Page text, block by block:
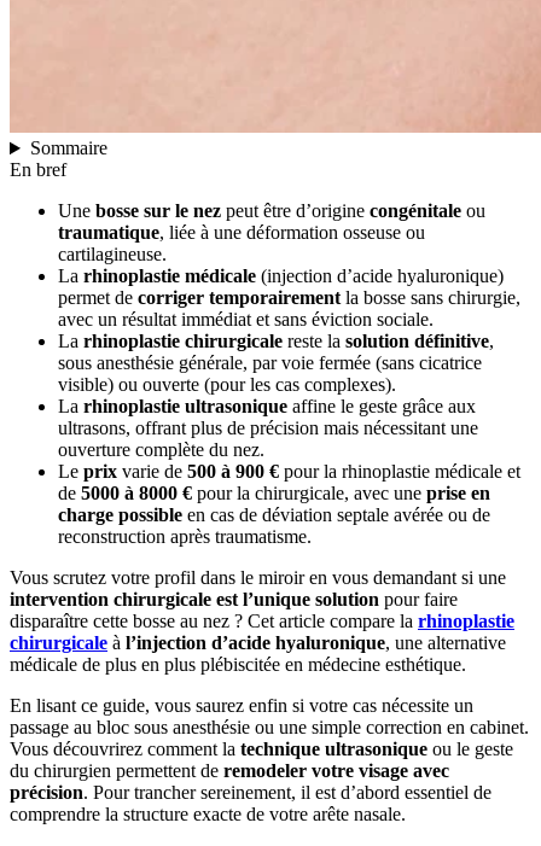
Sommaire
En bref
Une bosse sur le nez peut être d’origine congénitale ou
traumatique, liée à une déformation osseuse ou
cartilagineuse.
La rhinoplastie médicale (injection d’acide hyaluronique)
permet de corriger temporairement la bosse sans chirurgie,
avec un résultat immédiat et sans éviction sociale.
La rhinoplastie chirurgicale reste la solution définitive,
sous anesthésie générale, par voie fermée (sans cicatrice
visible) ou ouverte (pour les cas complexes).
La rhinoplastie ultrasonique affine le geste grâce aux
ultrasons, offrant plus de précision mais nécessitant une
ouverture complète du nez.
Le prix varie de 500 à 900 € pour la rhinoplastie médicale et
de 5000 à 8000 € pour la chirurgicale, avec une prise en
charge possible en cas de déviation septale avérée ou de
reconstruction après traumatisme.
Vous scrutez votre profil dans le miroir en vous demandant si une
intervention chirurgicale est l’unique solution pour faire
disparaître cette bosse au nez ? Cet article compare la rhinoplastie
chirurgicale à l’injection d’acide hyaluronique, une alternative
médicale de plus en plus plébiscitée en médecine esthétique.
En lisant ce guide, vous saurez enfin si votre cas nécessite un
passage au bloc sous anesthésie ou une simple correction en cabinet.
Vous découvrirez comment la technique ultrasonique ou le geste
du chirurgien permettent de remodeler votre visage avec
précision. Pour trancher sereinement, il est d’abord essentiel de
comprendre la structure exacte de votre arête nasale.